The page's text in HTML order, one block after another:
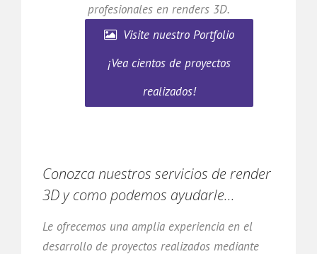
profesionales en renders 3D.
Visite nuestro Portfolio
¡Vea cientos de proyectos
realizados!
Conozca nuestros servicios de render
3D y como podemos ayudarle...
Le ofrecemos una amplia experiencia en el
desarrollo de proyectos realizados mediante